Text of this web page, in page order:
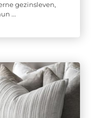
gezinsleven,
...